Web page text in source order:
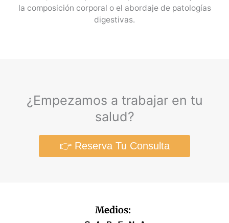
la composición corporal o el abordaje de patologías
digestivas.
¿Empezamos a trabajar en tu
salud?
👉 Reserva Tu Consulta
Medios: